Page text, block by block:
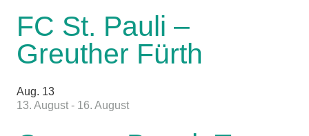
FC St. Pauli –
Greuther Fürth
Aug. 13
13. August- 16. August